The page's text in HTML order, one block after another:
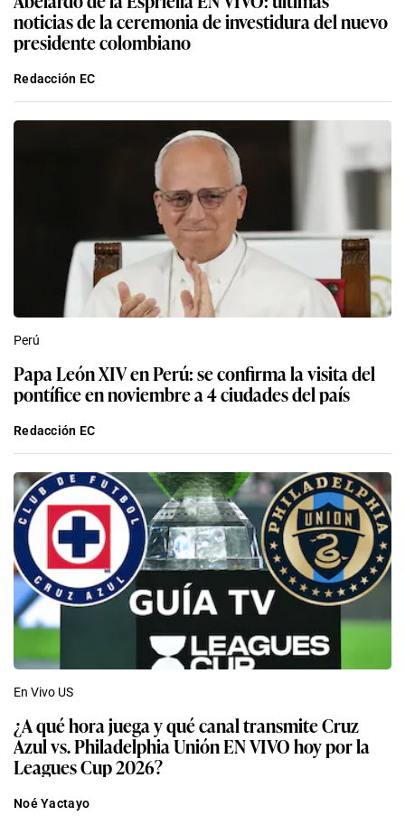
noticias de la ceremonia de investidura del nuevo
presidente colombiano
Redacción EC
Perú
Papa León XIV en Perú: se confirma la visita del
pontífice en noviembre a 4 ciudades del país
Redacción EC
En Vivo US
¿A qué hora juega y qué canal transmite Cruz
Azul vs. Philadelphia Unión EN VIVO hoy por la
Leagues Cup 2026?
Noé Yactayo